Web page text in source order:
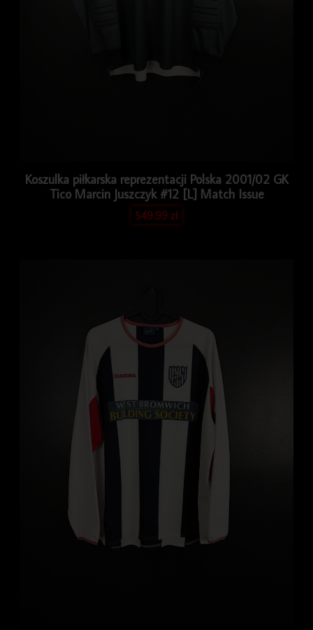
Koszulka piłkarska reprezentacji Polska 2001/02 GK
Tico Marcin Juszczyk #12 [L] Match Issue
549.99zł